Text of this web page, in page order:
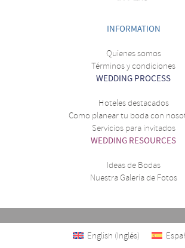
INFORMATION
Quienes somos
Términos y condiciones
WEDDING PROCESS
Hoteles destacados
Como planear tu boda con
Servicios para invitados
WEDDING RESOURCES
Ideas de Bodas
Nuestra Galería de Fotos
English (Inglés)